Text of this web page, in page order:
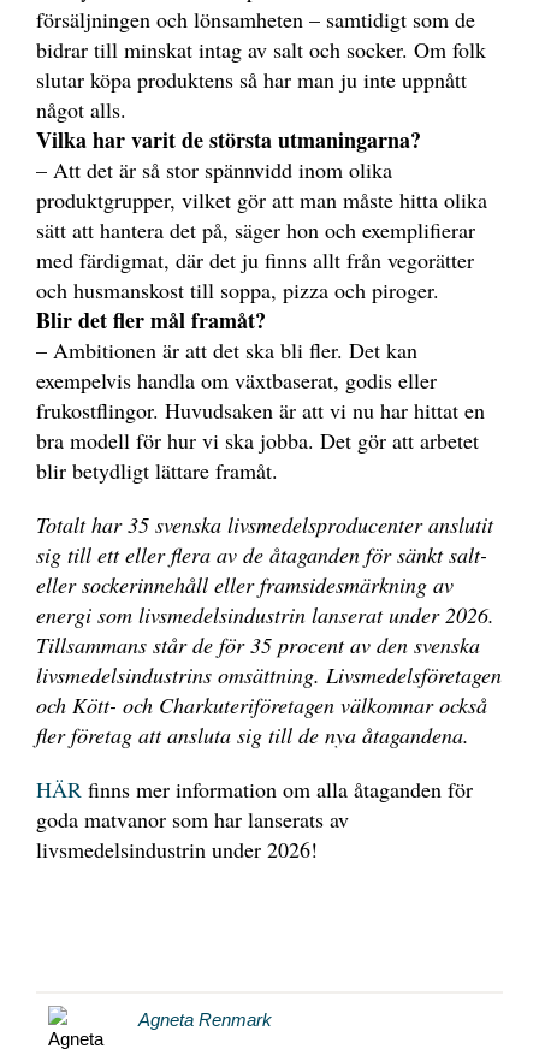
försäljningen och lönsamheten – samtidigt som de
bidrar till minskat intag av salt och socker. Om folk
slutar köpa produktens så har man ju inte uppnått
något alls.
Vilka har varit de största utmaningarna?
– Att det är så stor spännvidd inom olika
produktgrupper, vilket gör att man måste hitta olika
sätt att hantera det på, säger hon och exemplifierar
med färdigmat, där det ju finns allt från vegorätter
och husmanskost till soppa, pizza och piroger.
Blir det fler mål framåt?
– Ambitionen är att det ska bli fler. Det kan
exempelvis handla om växtbaserat, godis eller
frukostflingor. Huvudsaken är att vi nu har hittat en
bra modell för hur vi ska jobba. Det gör att arbetet
blir betydligt lättare framåt.
Totalt har 35 svenska livsmedelsproducenter anslutit
sig till ett eller flera av de åtaganden för sänkt salt-
eller sockerinnehåll eller framsidesmärkning av
energi som livsmedelsindustrin lanserat under 2026.
Tillsammans står de för 35 procent av den svenska
livsmedelsindustrins omsättning. Livsmedelsföretagen
och Kött- och Charkuteriföretagen välkomnar också
fler företag att ansluta sig till de nya åtagandena.
HÄR finns mer information om alla åtaganden för
goda matvanor som har lanserats av
livsmedelsindustrin under 2026!
Agneta Renmark